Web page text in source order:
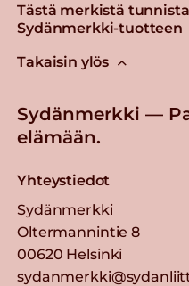
Tästä merkistä
Sydänmerkki-tuotteen
Takaisin ylös
Sydänmerkki —
elämään.
Yhteystiedot
Sydänmerkki
Oltermannintie 8
00620 Helsinki